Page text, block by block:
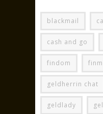
blackmail
cash and go
findom
geldherrin chat
geldlady